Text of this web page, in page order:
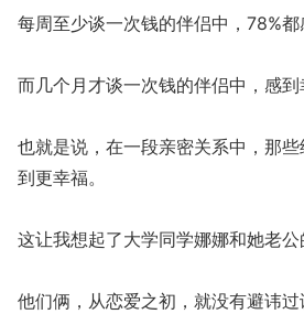
每周至少谈一次钱的伴侣中，78%都
而几个月才谈一次钱的伴侣中，感到
也就是说，在一段亲密关系中，那
到更幸福。
这让我想起了大学同学娜娜和她老公
他们俩，从恋爱之初，就没有避讳过